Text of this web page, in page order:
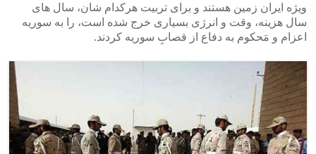
ویژه ایران زمین هستند و برای تربیت هرکدام شان، سال های
سال هزینه، وقت و انرژی بسیاری خرج شده است، را به سوریه
اعزام و مَحکوم به دفاع از قصابِ سوریه کردند.